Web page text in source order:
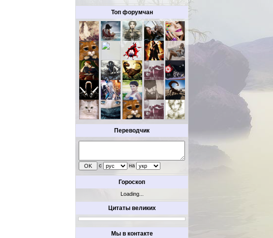
Топ форумчан
Переводчик
с на
Гороскоп
Loading...
Цитаты великих
Мы в контакте